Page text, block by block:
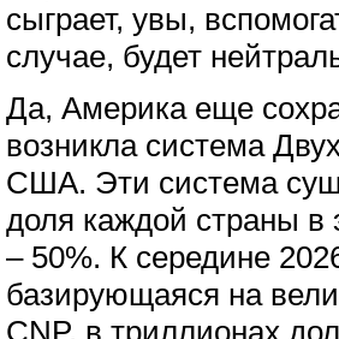
сыграет, увы,
случае, будет
Да, Америка еще
возникла система
США. Эти система
доля каждой страны в
– 50%. К середине
базирующаяся на
CNP, в триллионах